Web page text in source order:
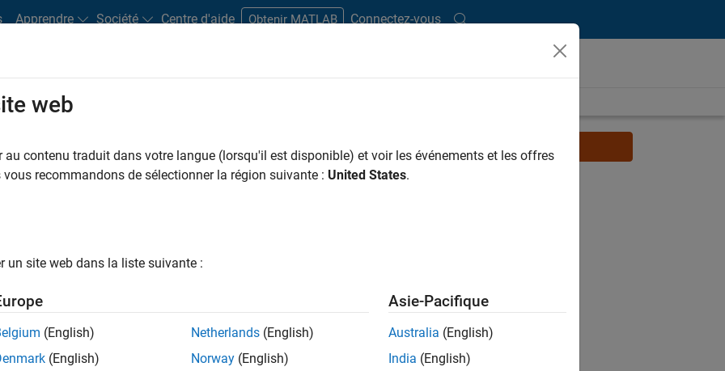
Apprendre Société Centre d'aide Obtenir MATLAB Connectez-vous
visualization. Patrick gave this talk internally to
of MATLAB for volume visualization.
great visualizations. It is the first time I have deeply
we have. Sorry, Dr. H, but I really did not
explained it later in this series!
MATLAB Video Blog
web
au contenu traduit dans votre langue (lorsqu'il est disponible) et voir les événements et les offres
vous recommandons de sélectionner la région suivante : United States.
un site web dans la liste suivante :
(English)
(English)
Netherlands (English)
Norway (English)
Asie-Pacifique
Australia (English)
India (English)